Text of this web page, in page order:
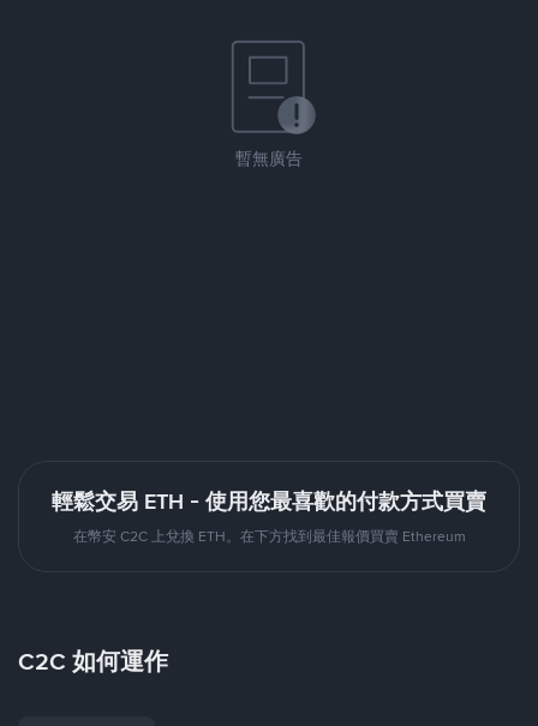
暫無廣告
輕鬆交易 ETH - 使用您最喜歡的付款方式買賣
在幣安 C2C 上兌換 ETH。在下方找到最佳報價買賣 Ethereum
C2C 如何運作